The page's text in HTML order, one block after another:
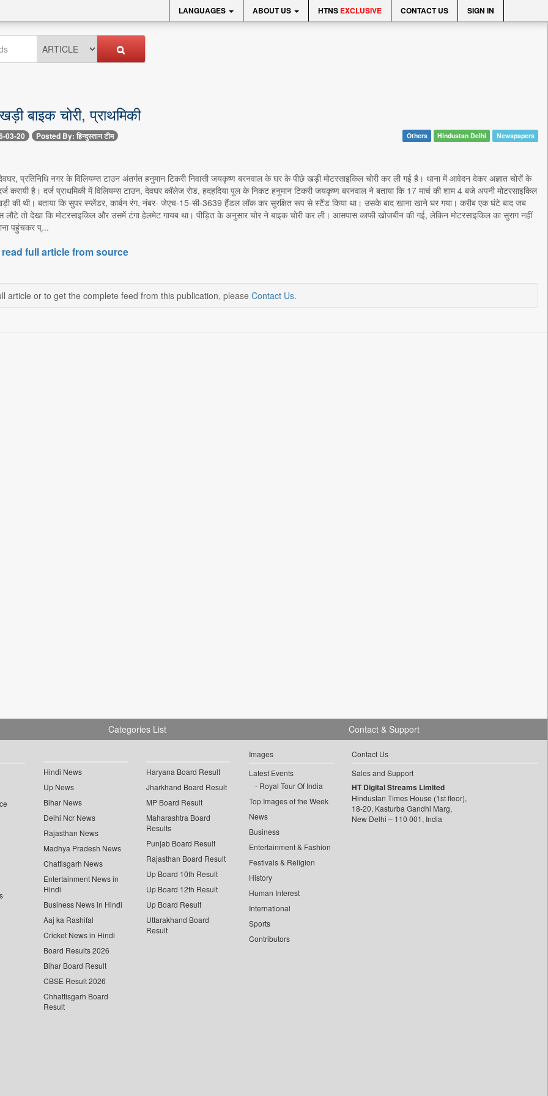
LANGUAGES ABOUT US HTNS EXCLUSIVE CONTACT US SIGN IN
बाइक चोरी, प्राथमिकी
03-20 Posted By: हिन्दुस्तान टीम Others Hindustan Delhi Newspapers
प्रतिनिधि नगर के विलियम्स टाउन अंतर्गत हनुमान टिकरी निवासी जयकृष्ण बरनवाल के घर के पीछे खड़ी मोटरसाइकिल चोरी कर ली गई है। थाना में आवेदन देकर अज्ञात चोरों के
करायी है। दर्ज प्राथमिकी में विलियम्स टाउन, देवघर कॉलेज रोड, हदहदिया पुल के निकट हनुमान टिकरी जयकृष्ण बरनवाल ने बताया कि 17 मार्च की शाम 4 बजे अपनी मोटरसाइकिल
की थी। बताया कि सुपर स्प्लेंडर, कार्बन रंग, नंबर- जेएच-15-सी-3639 हैंडल लॉक कर सुरक्षित रूप से स्टैंड किया था। उसके बाद खाना खाने घर गया। करीब एक घंटे बाद जब
तो देखा कि मोटरसाइकिल और उसमें टंगा हेलमेट गायब था। पीड़ित के अनुसार चोर ने बाइक चोरी कर ली। आसपास काफी खोजबीन की गई, लेकिन मोटरसाइकिल का सुराग नहीं
पहुंचकर प्...
full article from source
article or to get the complete feed from this publication, please Contact Us.
Categories List
Hindi News
Up News
Bihar News
Delhi Ncr News
Rajasthan News
Madhya Pradesh News
Chattisgarh News
Entertainment News in
Hindi
Business News in Hindi
Aaj ka Rashifal
Cricket News in Hindi
Board Results 2026
Bihar Board Result
CBSE Result 2026
Chhattisgarh Board
Result
Haryana Board Result
Jharkhand Board Result
MP Board Result
Maharashtra Board
Results
Punjab Board Result
Rajasthan Board Result
Up Board 10th Result
Up Board 12th Result
Up Board Result
Uttarakhand Board
Result
Images
Latest Events
Royal Tour Of India
Top Images of the Week
News
Business
Entertainment & Fashion
Festivals & Religion
History
Human Interest
International
Sports
Contributors
Contact & Support
Contact Us
Sales and Support
HT Digital Streams Limited
Hindustan Times House (1st floor),
18-20, Kasturba Gandhi Marg,
New Delhi – 110 001, India